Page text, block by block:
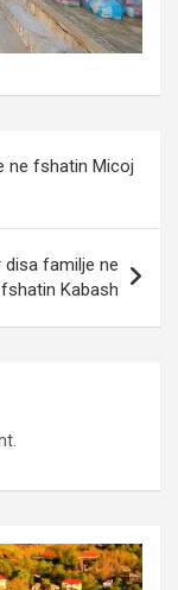
ne fshatin Micoj
disa familje ne
fshatin Kabash